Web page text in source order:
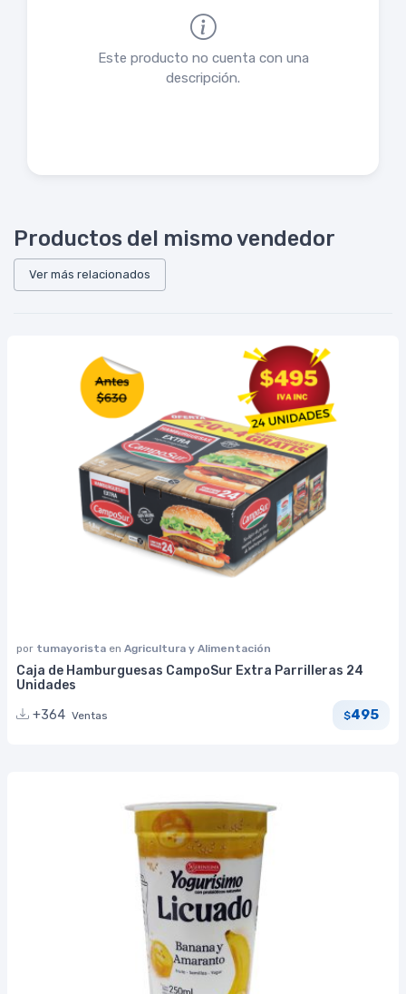
Este producto no cuenta con una
descripción.
Productos del mismo vendedor
Ver más relacionados
por tumayorista en Agricultura y Alimentación
Caja de Hamburguesas CampoSur Extra Parrilleras 24
Unidades
+364 Ventas $495